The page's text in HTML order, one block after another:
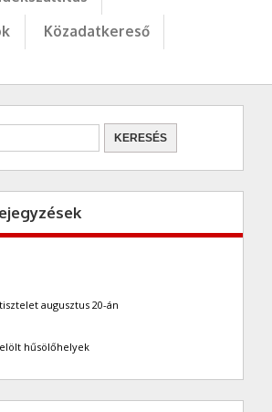
Közadatkereső
augusztus 20-án
hűsölőhelyek